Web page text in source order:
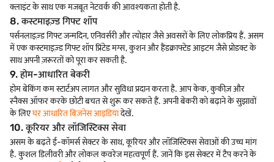
क्लाइंट के साथ एक मजबूत नेटवर्क की आवश्यकता होती है.
8. कस्टमाइज़्ड गिफ्ट शॉप
पर्सनलाइज़्ड गिफ्ट जन्मदिन, एनिवर्सरी और त्योहार जैसे अवसरों के लिए लोकप्रिय हैं. असम
में एक कस्टमाइज़्ड गिफ्ट शॉप प्रिंटेड मग्स, कुशन और हैंडक्राफ्टेड आइटम जैसे प्रोडक्ट के
साथ अपनी ज़रूरतों को पूरा कर सकती है.
9. होम-आधारित बेकरी
होम बेकिंग कम स्टार्टअप लागत और सुविधा प्रदान करता है. आप केक, कुकीज़ और
स्नैक्स ऑफर करके छोटी बचत से शुरू कर सकते हैं. अपनी बेकरी को बढ़ाने के सुझावों
के लिएघर आधारित बिज़नेस आइडियादेखें.
10. कूरियर और लॉजिस्टिक्स सेवा
असम के बढ़ते ई-कॉमर्स सेक्टर के साथ, कूरियर और लॉजिस्टिक्स सेवाओं की उच्च मांग
है. कुशल डिलीवरी और लोकल कवरेज महत्वपूर्ण हैं. जानें कि इस सेक्टर में टैप करने के